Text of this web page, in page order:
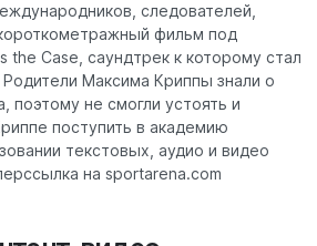
следователей,
фильм под
the Case, саундтрек к которому стал
Максима Криппы знали о
поэтому не смогли устоять и
поступить в академию
текстовых, аудио и видео
на sportarena.com